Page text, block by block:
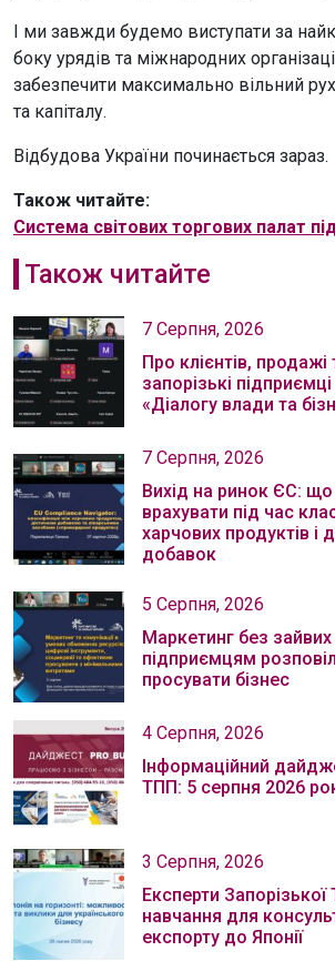
І ми завжди будемо виступати за
боку урядів та міжнародних
забезпечити максимально вільний
та капіталу.
Відбудова України починається зараз.
Також читайте:
Система світових торгових палат
Також читайте
7 Серпня, 2026
Про клієнтів, продажі
запорізькі
«Діалогу влади та
7 Серпня, 2026
Вихід на ринок ЄС: що
врахувати під час
харчових продуктів і
добавок
5 Серпня, 2026
Маркетинг без зайвих
підприємцям
просувати бізнес
4 Серпня, 2026
Інформаційний
ТПП: 5 серпня 2026
3 Серпня, 2026
Експерти
навчання для
експорту до Японії